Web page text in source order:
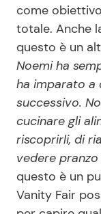
come
totale. Anche
questo è un
Noemi ha
ha imparato a
successivo.
cucinare gli
riscoprirli, di
vedere
questo è un
Vanity Fair